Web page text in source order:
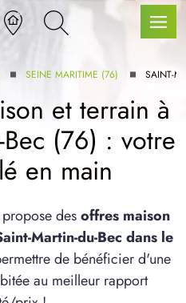
SEINE MARITIME (76) SAINT-
et terrain à
Bec (76) : votre
en main
desoffres maison
Martin-du-Bec dans le
de bénéficier d'une
au meilleur rapport